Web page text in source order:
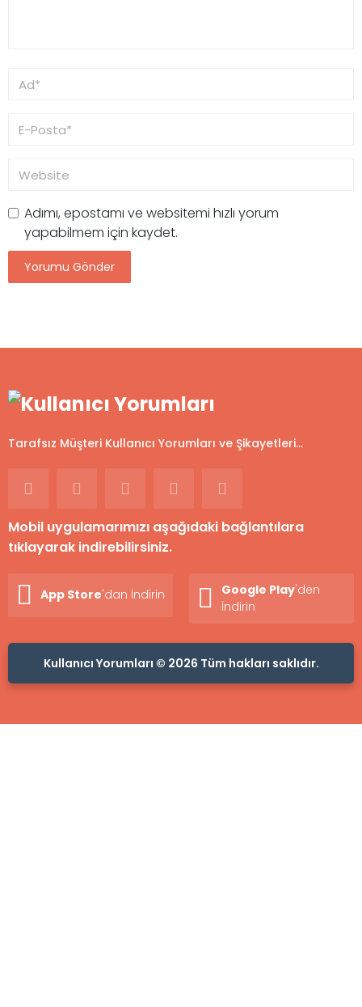
Adımı, epostamı ve websitemi hızlı yorum
yapabilmem için kaydet.
Tarafsız Müşteri Kullanıcı Yorumları ve Şikayetleri...
Mobil uygulamarımızı aşağıdaki bağlantılara
tıklayarak indirebilirsiniz.
App Store'dan İndirin Google Play'den
İndirin
Kullanıcı Yorumları © 2026 Tüm hakları saklıdır.